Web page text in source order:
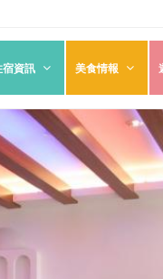
宿資訊 美食情報